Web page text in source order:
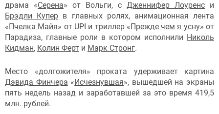
драма «Серена» от Вольги, с Дженнифер Лоуренс и
Брэдли Купер в главных ролях, анимационная лента
« Пчелка Майя» от UPI и триллер « Прежде чем я усну» от
Парадиза, главные роли в котором исполнили Николь
Кидман, Колин Ферт и Марк Стронг.
Место «долгожителя» проката удерживает картина
Дэвида Финчера «Исчезнувшая», вышедшей на экраны
пять недель назад и заработавшей за это время 419,5
млн. рублей.